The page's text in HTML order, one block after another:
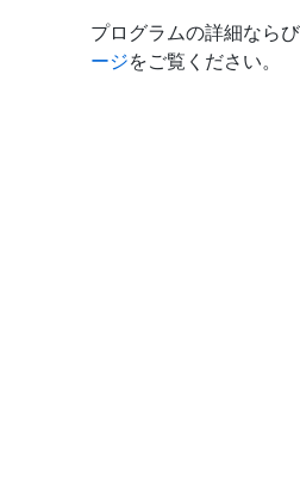
プログラムの詳細なら
ージをご覧ください。